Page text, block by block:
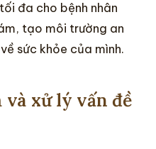
đa cho bệnh nhân
tạo môi trường an
sức khỏe của mình.
và xử lý vấn đề